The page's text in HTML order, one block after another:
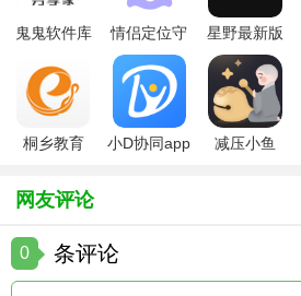
鬼鬼软件库
情侣定位守
护软件
星野最新版
桐乡教育
小D协同app
减压小鱼
网友评论
0 条评论